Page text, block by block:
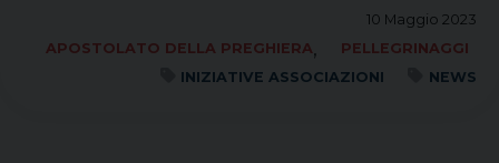
10 Maggio 2023
APOSTOLATO DELLA PREGHIERA,
PELLEGRINAGGI
INIZIATIVE ASSOCIAZIONI
NEWS